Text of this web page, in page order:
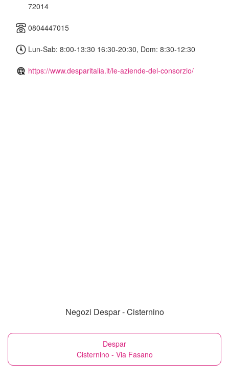
72014
0804447015
Lun-Sab: 8:00-13:30 16:30-20:30, Dom: 8:30-12:30
https://www.desparitalia.it/le-aziende-del-consorzio/
Negozi Despar - Cisternino
Despar
Cisternino - Via Fasano